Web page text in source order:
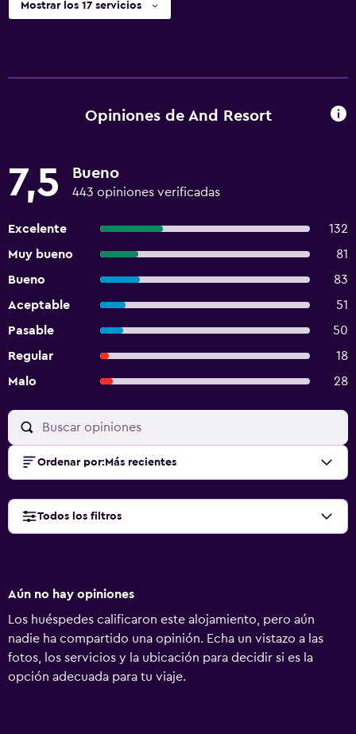
Mostrar los 17 servicios
Opiniones de And Resort
7,5 Bueno
443 opiniones verificadas
Excelente
132
Muy bueno
81
Bueno
83
Aceptable
51
Pasable
50
Regular
18
Malo
28
Ordenar por: Más recientes
Todos los filtros
Aún no hay opiniones
Los huéspedes calificaron este alojamiento, pero aún
nadie ha compartido una opinión. Echa un vistazo a las
fotos, los servicios y la ubicación para decidir si es la
opción adecuada para tu viaje.